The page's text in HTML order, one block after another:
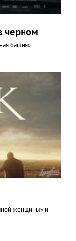
черном
башня»
женщины» и